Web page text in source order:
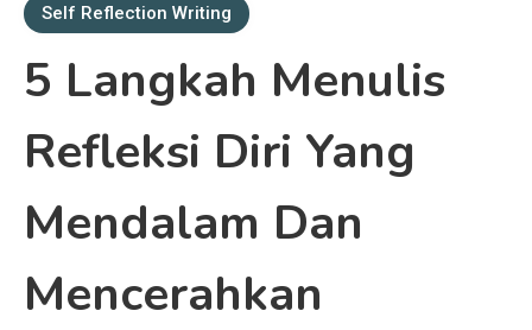
Self Reflection Writing
5 Langkah Menulis
Refleksi Diri Yang
Mendalam Dan
Mencerahkan